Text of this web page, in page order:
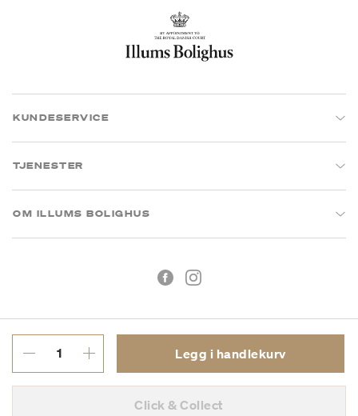
Legg i handlekurv
Click & Collect
KUNDESERVICE
TJENESTER
OM ILLUMS BOLIGHUS